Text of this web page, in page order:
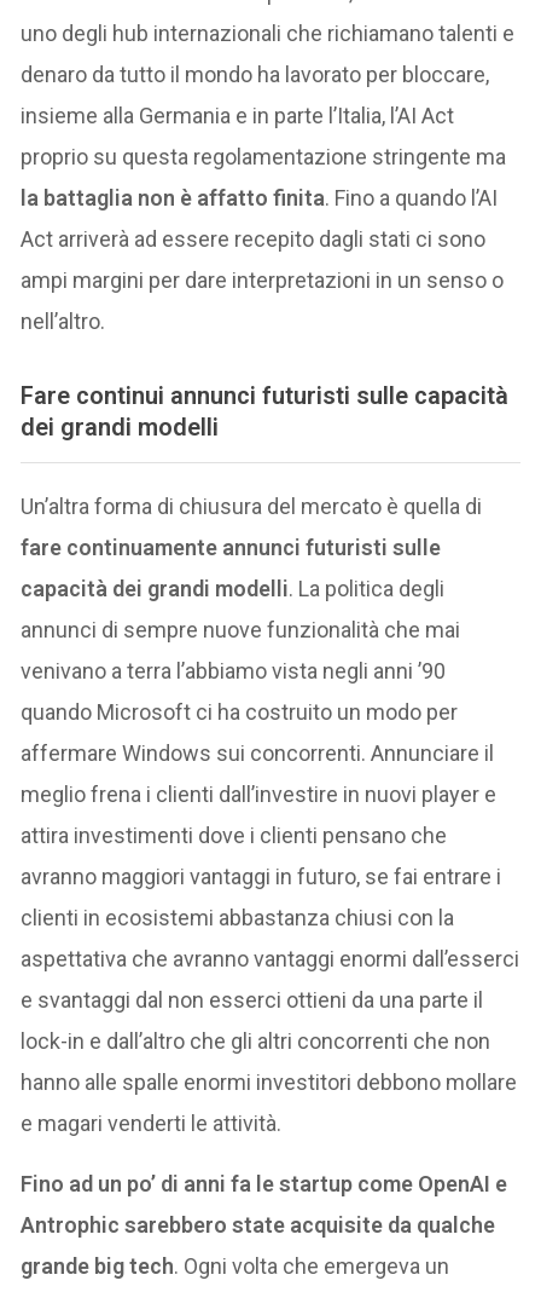
uno degli hub internazionali che richiamano talenti e
denaro da tutto il mondo ha lavorato per bloccare,
insieme alla Germania e in parte l’Italia, l’AI Act
proprio su questa regolamentazione stringente ma
la battaglia non è affatto finita. Fino a quando l’AI
Act arriverà ad essere recepito dagli stati ci sono
ampi margini per dare interpretazioni in un senso o
nell’altro.
Fare continui annunci futuristi sulle capacità
dei grandi modelli
Un’altra forma di chiusura del mercato è quella di
fare continuamente annunci futuristi sulle
capacità dei grandi modelli. La politica degli
annunci di sempre nuove funzionalità che mai
venivano a terra l’abbiamo vista negli anni ’90
quando Microsoft ci ha costruito un modo per
affermare Windows sui concorrenti. Annunciare il
meglio frena i clienti dall’investire in nuovi player e
attira investimenti dove i clienti pensano che
avranno maggiori vantaggi in futuro, se fai entrare i
clienti in ecosistemi abbastanza chiusi con la
aspettativa che avranno vantaggi enormi dall’esserci
e svantaggi dal non esserci ottieni da una parte il
lock-in e dall’altro che gli altri concorrenti che non
hanno alle spalle enormi investitori debbono mollare
e magari venderti le attività.
Fino ad un po’ di anni fa le startup come OpenAI e
Antrophic sarebbero state acquisite da qualche
grande big tech. Ogni volta che emergeva un